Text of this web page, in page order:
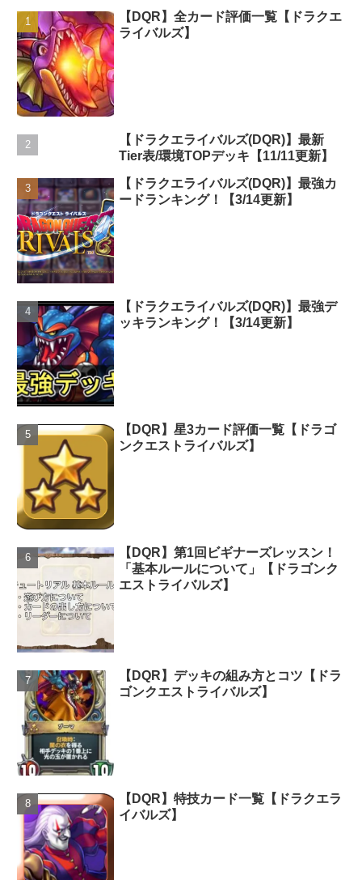
【DQR】全カード評価一覧【ドラクエ
ライバルズ】
【ドラクエライバルズ(DQR)】最新
Tier表/環境TOPデッキ【11/11更新】
【ドラクエライバルズ(DQR)】最強カ
ードランキング！【3/14更新】
【ドラクエライバルズ(DQR)】最強デ
ッキランキング！【3/14更新】
【DQR】星3カード評価一覧【ドラゴ
ンクエストライバルズ】
【DQR】第1回ビギナーズレッスン！
「基本ルールについて」【ドラゴンク
エストライバルズ】
【DQR】デッキの組み方とコツ【ドラ
ゴンクエストライバルズ】
【DQR】特技カード一覧【ドラクエラ
イバルズ】